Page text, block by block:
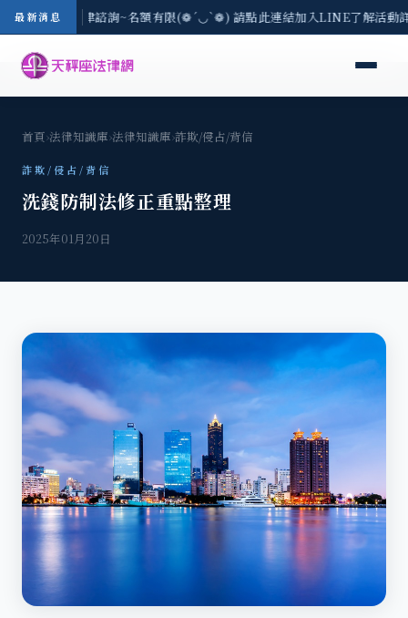
最新消息
) 現場免費法律諮詢~名額有限(❁´◡`❁) 請點此連結加入LINE了解活
首頁›法律知識庫›法律知識庫›詐欺/侵占/背信
詐欺/侵占/背信
洗錢防制法修正重點整理
2025年01月20日